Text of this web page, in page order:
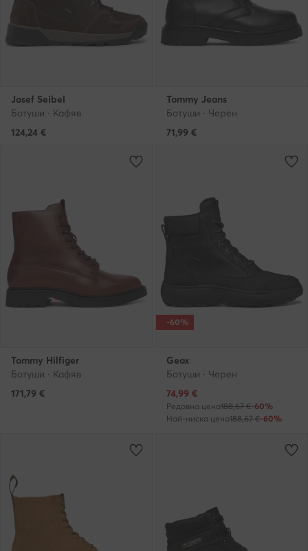
Josef Seibel
Ботуши · Кафяв
124,24 €
Tommy Jeans
Ботуши · Черен
71,99 €
Tommy Hilfiger
Ботуши · Кафяв
171,79 €
-60%
Geox
Ботуши · Черен
Актуална цена
74,99 €
Редовна цена188,67 €-60%
Най-ниска цена188,67 €-60%